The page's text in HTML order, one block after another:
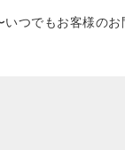
いつでもお客様の